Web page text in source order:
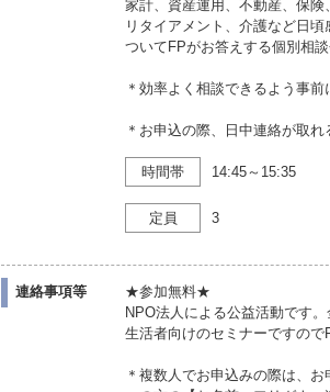
家計、資産運用、不動産、保険
リタイアメント、介護など日
ついてFPがお答えする個別相談
＊効率よく相談できるよう事
＊お申込の際、日中連絡が取れ
時間帯 14:45～15:35
定員 3
連絡事項等
★参加無料★
NPO法人による公益活動です
生活者向けのセミナーですので
＊複数人でお申込みの際は、